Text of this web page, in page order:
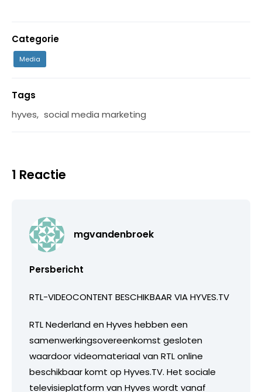
Categorie
Media
Tags
hyves, social media marketing
1 Reactie
mgvandenbroek
Persbericht
RTL-VIDEOCONTENT BESCHIKBAAR VIA HYVES.TV
RTL Nederland en Hyves hebben een
samenwerkingsovereenkomst gesloten
waardoor videomateriaal van RTL online
beschikbaar komt op Hyves.TV. Het sociale
televisieplatform van Hyves wordt vanaf